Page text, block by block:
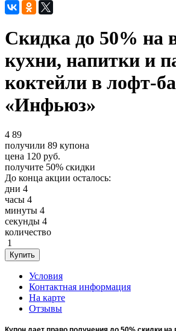
Скидка до 50% на
кухни, напитки и
коктейли в лофт-
«Инфьюз»
4 89
получили 89 купона
цена 120 руб.
получите 50% скидки
До конца акции осталось:
дни 4
часы 4
минуты 4
секунды 4
количество
1
Условия
Контактная информация
На карте
Отзывы